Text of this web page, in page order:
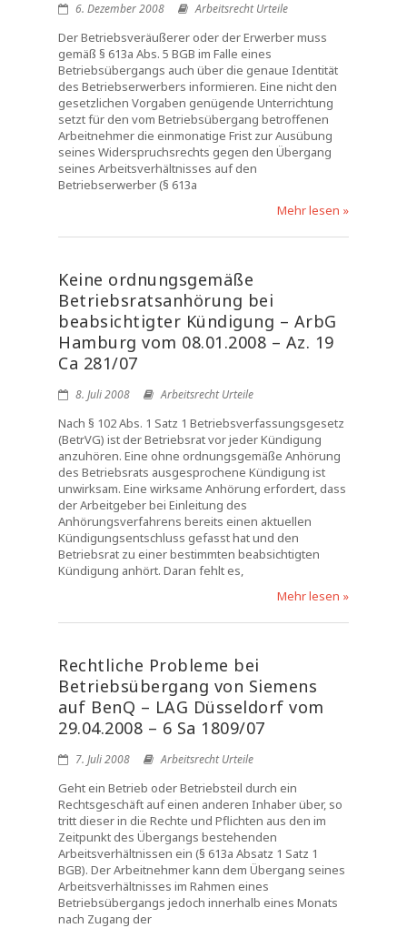
6. Dezember 2008 Arbeitsrecht Urteile
Der Betriebsveräußerer oder der Erwerber muss
gemäß § 613a Abs. 5 BGB im Falle eines
Betriebsübergangs auch über die genaue Identität
des Betriebserwerbers informieren. Eine nicht den
gesetzlichen Vorgaben genügende Unterrichtung
setzt für den vom Betriebsübergang betroffenen
Arbeitnehmer die einmonatige Frist zur Ausübung
seines Widerspruchsrechts gegen den Übergang
seines Arbeitsverhältnisses auf den
Betriebserwerber (§ 613a
Mehr lesen »
Keine ordnungsgemäße
Betriebsratsanhörung bei
beabsichtigter Kündigung – ArbG
Hamburg vom 08.01.2008 – Az. 19
Ca 281/07
8. Juli 2008 Arbeitsrecht Urteile
Nach § 102 Abs. 1 Satz 1 Betriebsverfassungsgesetz
(BetrVG) ist der Betriebsrat vor jeder Kündigung
anzuhören. Eine ohne ordnungsgemäße Anhörung
des Betriebsrats ausgesprochene Kündigung ist
unwirksam. Eine wirksame Anhörung erfordert, dass
der Arbeitgeber bei Einleitung des
Anhörungsverfahrens bereits einen aktuellen
Kündigungsentschluss gefasst hat und den
Betriebsrat zu einer bestimmten beabsichtigten
Kündigung anhört. Daran fehlt es,
Mehr lesen »
Rechtliche Probleme bei
Betriebsübergang von Siemens
auf BenQ – LAG Düsseldorf vom
29.04.2008 – 6 Sa 1809/07
7. Juli 2008 Arbeitsrecht Urteile
Geht ein Betrieb oder Betriebsteil durch ein
Rechtsgeschäft auf einen anderen Inhaber über, so
tritt dieser in die Rechte und Pflichten aus den im
Zeitpunkt des Übergangs bestehenden
Arbeitsverhältnissen ein (§ 613a Absatz 1 Satz 1
BGB). Der Arbeitnehmer kann dem Übergang seines
Arbeitsverhältnisses im Rahmen eines
Betriebsübergangs jedoch innerhalb eines Monats
nach Zugang der